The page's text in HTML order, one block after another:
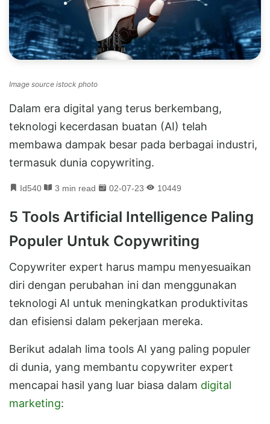
Image source istock photo
Dalam era digital yang terus berkembang,
teknologi kecerdasan buatan (AI) telah
membawa dampak besar pada berbagai industri,
termasuk dunia copywriting.
Id540 3 min read 02-07-23 10449
5 Tools Artificial Intelligence Paling
Populer Untuk Copywriting
Copywriter expert harus mampu menyesuaikan
diri dengan perubahan ini dan menggunakan
teknologi AI untuk meningkatkan produktivitas
dan efisiensi dalam pekerjaan mereka.
Berikut adalah lima tools AI yang paling populer
di dunia, yang membantu copywriter expert
mencapai hasil yang luar biasa dalam digital
marketing: